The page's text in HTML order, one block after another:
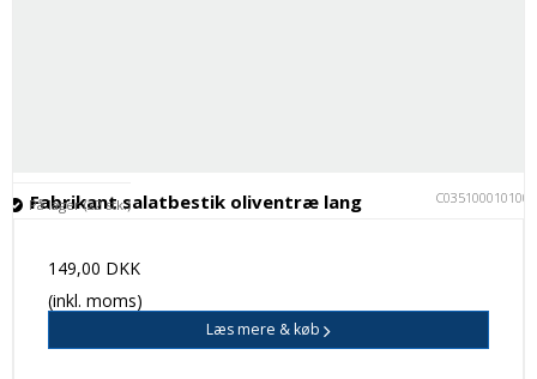
Fabrikant salatbestik oliventræ lang C035100010100
På lager (22 stk.)
149,00 DKK
(inkl. moms)
Læs mere & køb